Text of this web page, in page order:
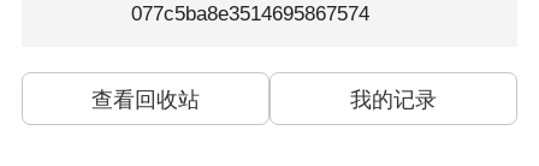
077c5ba8e3514695867574
查看回收站 我的记录